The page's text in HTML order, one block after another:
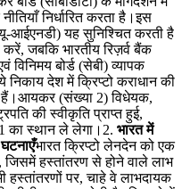
निर्धारित करता है।इस
आईएनडी) यह सुनिश्चित करती है
करें, जबकि भारतीय रिज़र्व बैंक
बोर्ड (सेबी) व्यापक
देश में क्रिप्टो कराधान की
हैं।आयकर (संख्या 2) विधेयक,
की स्वीकृति प्राप्त हुई,
का स्थान ले लेगा।2. भारत में
घटनाएँभारत क्रिप्टो लेनदेन को एक
जिसमें हस्तांतरण से होने वाले लाभ
पर, चाहे वे लाभदायक